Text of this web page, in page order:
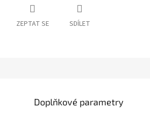
ZEPTAT SE SDÍLET
Doplňkové parametry